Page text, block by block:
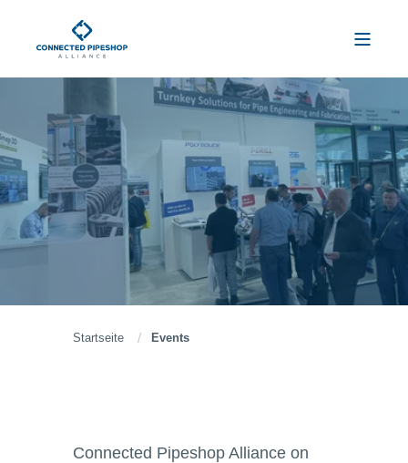
Startseite Events
Connected Pipeshop Alliance on